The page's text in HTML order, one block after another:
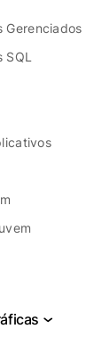
Gerenciados